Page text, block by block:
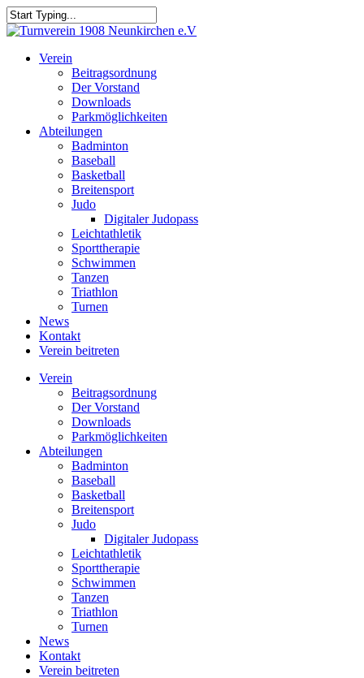
Skip
to
content
Close
Menu
Verein
Beitragsordnung
Der Vorstand
Downloads
Parkmöglichkeiten
Abteilungen
Badminton
Baseball
Basketball
Breitensport
Judo
Digitaler Judopass
Leichtathletik
Sporttherapie
Schwimmen
Tanzen
Triathlon
Turnen
News
Kontakt
Verein beitreten
Verein
Beitragsordnung
Der Vorstand
Downloads
Parkmöglichkeiten
Abteilungen
Badminton
Baseball
Basketball
Breitensport
Judo
Digitaler Judopass
Leichtathletik
Sporttherapie
Schwimmen
Tanzen
Triathlon
Turnen
News
Kontakt
Verein beitreten